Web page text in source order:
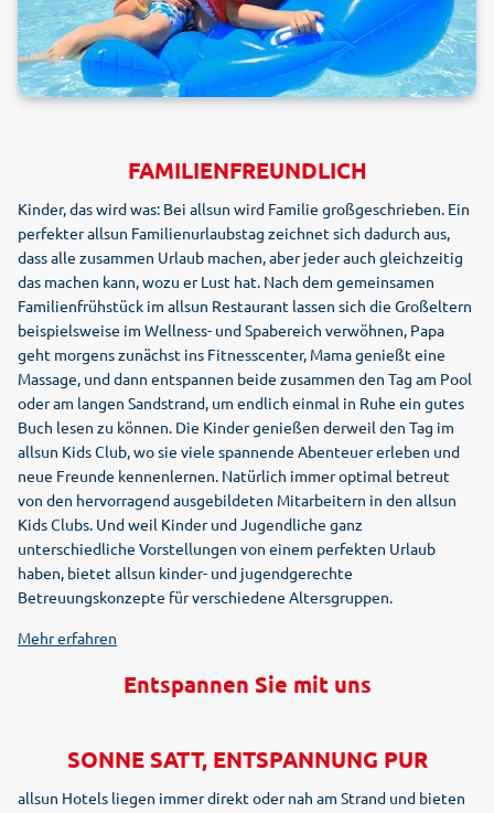
FAMILIENFREUNDLICH
Kinder, das wird was: Bei allsun wird Familie großgeschrieben. Ein
perfekter allsun Familienurlaubstag zeichnet sich dadurch aus,
dass alle zusammen Urlaub machen, aber jeder auch gleichzeitig
das machen kann, wozu er Lust hat. Nach dem gemeinsamen
Familienfrühstück im allsun Restaurant lassen sich die Großeltern
beispielsweise im Wellness- und Spabereich verwöhnen, Papa
geht morgens zunächst ins Fitnesscenter, Mama genießt eine
Massage, und dann entspannen beide zusammen den Tag am Pool
oder am langen Sandstrand, um endlich einmal in Ruhe ein gutes
Buch lesen zu können. Die Kinder genießen derweil den Tag im
allsun Kids Club, wo sie viele spannende Abenteuer erleben und
neue Freunde kennenlernen. Natürlich immer optimal betreut
von den hervorragend ausgebildeten Mitarbeitern in den allsun
Kids Clubs. Und weil Kinder und Jugendliche ganz
unterschiedliche Vorstellungen von einem perfekten Urlaub
haben, bietet allsun kinder- und jugendgerechte
Betreuungskonzepte für verschiedene Altersgruppen.
Mehr erfahren
Entspannen Sie mit uns
SONNE SATT, ENTSPANNUNG PUR
allsun Hotels liegen immer direkt oder nah am Strand und bieten